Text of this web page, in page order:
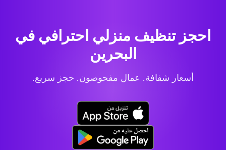
احجز تنظيف منزلي احترافي في
البحرين
أسعار شفافة. عمال مفحوصون. حجز سريع.